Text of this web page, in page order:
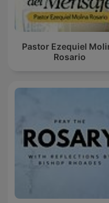
Pastor Ezequiel
Rosario